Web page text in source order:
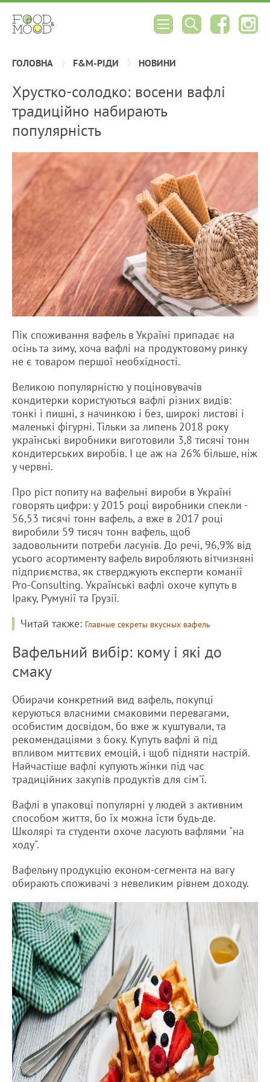
ГОЛОВНА F&M-РІДИ НОВИНИ
Хрустко-солодко: восени вафлі
традиційно набирають
популярність
Пік споживання вафель в Україні припадає на
осінь та зиму, хоча вафлі на продуктовому ринку
не є товаром першої необхідності.
Великою популярністю у поціновувачів
кондитерки користуються вафлі різних видів:
тонкі і пишні, з начинкою і без, широкі листові і
маленькі фігурні. Тільки за липень 2018 року
українські виробники виготовили 3,8 тисячі тонн
кондитерських виробів. І це аж на 26% більше, ніж
у червні.
Про ріст попиту на вафельні вироби в Україні
говорять цифри: у 2015 році виробники спекли -
56,53 тисячі тонн вафель, а вже в 2017 році
виробили 59 тисяч тонн вафель, щоб
задовольнити потреби ласунів. До речі, 96,9% від
усього асортименту вафель виробляють вітчизняні
підприємства, як стверджують експерти команії
Pro-Consulting. Українські вафлі охоче купуть в
Іраку, Румунії та Грузії.
Читай также: Главные секреты вкусных вафель
Вафельний вибір: кому і які до
смаку
Обирачи конкретний вид вафель, покупці
керуються власними смаковими перевагами,
особистим досвідом, бо вже ж куштували, та
рекомендаціями з боку. Купуть вафлі й під
впливом миттєвих емоцій, і щоб підняти настрій.
Найчастіше вафлі купують жінки під час
традиційних закупів продуктів для сім'ї.
Вафлі в упаковці популярні у людей з активним
способом життя, бо їх можна їсти будь-де.
Школярі та студенти охоче ласують вафлями "на
ходу".
Вафельну продукцію економ-сегмента на вагу
обирають споживачі з невеликим рівнем доходу.